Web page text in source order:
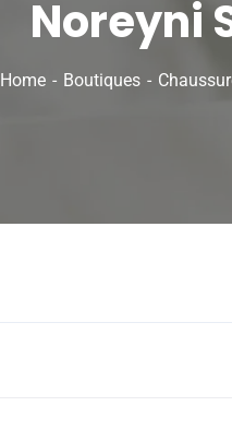
Noreyni
Home Boutiques